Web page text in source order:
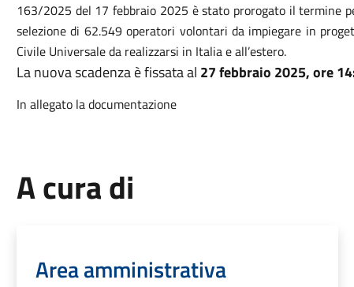
163/2025 del 17 febbraio 2025 è stato prorogato il termine
selezione di 62.549 operatori volontari da impiegare in
Civile Universale da realizzarsi in Italia e all’estero.
La nuova scadenza è fissata al 27 febbraio 2025, ore
In allegato la documentazione
A cura di
Area amministrativa